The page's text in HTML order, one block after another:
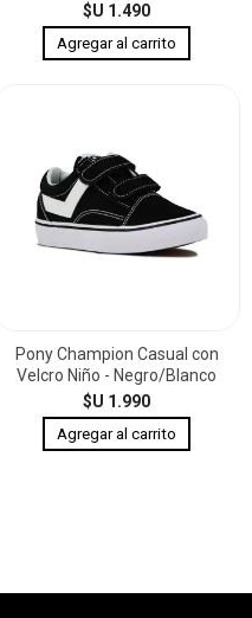
$U 1.490
Pony Champion Casual con
Velcro Niño - Negro/Blanco
$U 1.990